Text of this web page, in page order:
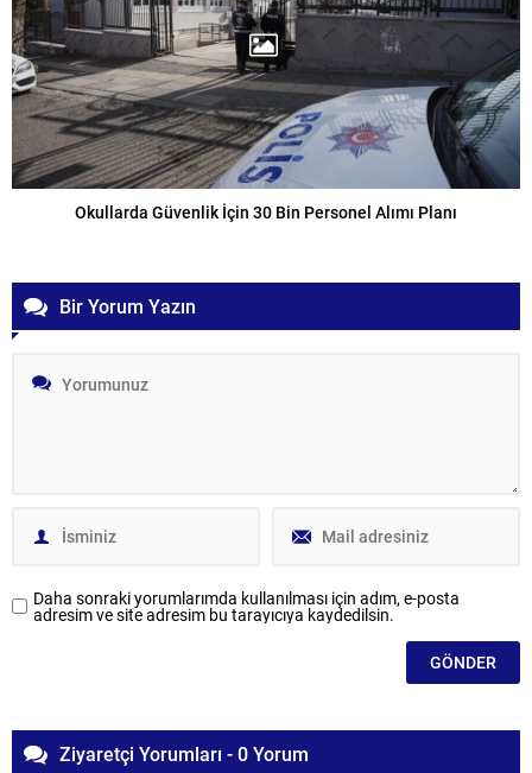
Okullarda Güvenlik İçin 30 Bin Personel Alımı Planı
Bir Yorum Yazın
Daha sonraki yorumlarımda kullanılması için adım, e-posta
adresim ve site adresim bu tarayıcıya kaydedilsin.
Ziyaretçi Yorumları - 0 Yorum